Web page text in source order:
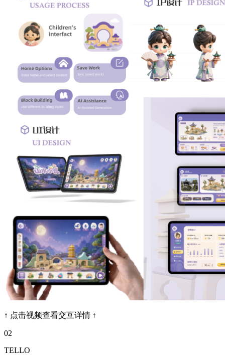
↑ 点击视频查看交互详情 ↑
02
TELLO